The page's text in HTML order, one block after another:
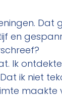
Dat
en
Ik
ik niet
maakte